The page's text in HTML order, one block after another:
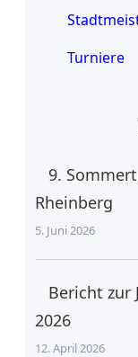
Turniere
9.
Rheinberg
5. Juni 2026
Bericht zur
2026
12. April 2026